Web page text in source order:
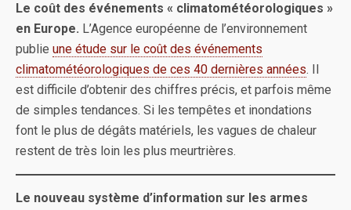
Le coût des événements « climatométéorologiques »
en Europe. L’Agence européenne de l’environnement
publie une étude sur le coût des événements
climatométéorologiques de ces 40 dernières années. Il
est difficile d’obtenir des chiffres précis, et parfois même
de simples tendances. Si les tempêtes et inondations
font le plus de dégâts matériels, les vagues de chaleur
restent de très loin les plus meurtrières.
Le nouveau système d’information sur les armes